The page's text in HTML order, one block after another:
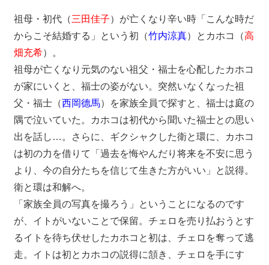
祖母・初代（三田佳子）が亡くなり辛い時「こんな時だ
からこそ結婚する」という初（竹内涼真）とカホコ（高
畑充希）。
祖母が亡くなり元気のない祖父・福士を心配したカホコ
が家にいくと、福士の姿がない。突然いなくなった祖
父・福士（西岡德馬）を家族全員で探すと、福士は庭の
隅で泣いていた。カホコは初代から聞いた福士との思い
出を話し…。さらに、ギクシャクした衛と環に、カホコ
は初の力を借りて「過去を悔やんだり将来を不安に思う
より、今の自分たちを信じて生きた方がいい」と説得。
衛と環は和解へ。
「家族全員の写真を撮ろう」ということになるのです
が、イトがいないことで保留。チェロを売り払おうとす
るイトを待ち伏せしたカホコと初は、チェロを奪って逃
走。イトは初とカホコの説得に頷き、チェロを手にす